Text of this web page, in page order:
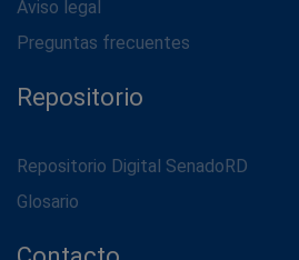
Aviso legal
Preguntas frecuentes
Repositorio
Repositorio Digital SenadoRD
Glosario